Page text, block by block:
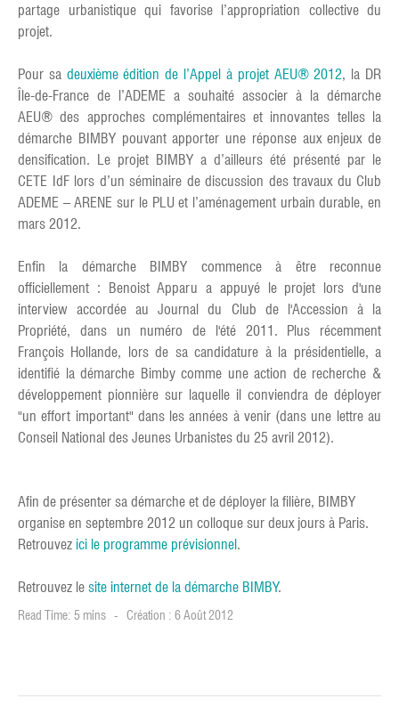
partage urbanistique qui favorise l’appropriation collective du
projet.
Pour sa deuxième édition de l’Appel à projet AEU® 2012, la DR
Île-de-France de l’ADEME a souhaité associer à la démarche
AEU® des approches complémentaires et innovantes telles la
démarche BIMBY pouvant apporter une réponse aux enjeux de
densification. Le projet BIMBY a d’ailleurs été présenté par le
CETE IdF lors d’un séminaire de discussion des travaux du Club
ADEME – ARENE sur le PLU et l’aménagement urbain durable, en
mars 2012.
Enfin la démarche BIMBY commence à être reconnue
officiellement : Benoist Apparu a appuyé le projet lors d'une
interview accordée au Journal du Club de l'Accession à la
Propriété, dans un numéro de l'été 2011. Plus récemment
François Hollande, lors de sa candidature à la présidentielle, a
identifié la démarche Bimby comme une action de recherche &
développement pionnière sur laquelle il conviendra de déployer
"un effort important" dans les années à venir (dans une lettre au
Conseil National des Jeunes Urbanistes du 25 avril 2012).
Afin de présenter sa démarche et de déployer la filière, BIMBY
organise en septembre 2012 un colloque sur deux jours à Paris.
Retrouvez ici le programme prévisionnel.
Retrouvez le site internet de la démarche BIMBY.
Read Time: 5 mins Création : 6 Août 2012